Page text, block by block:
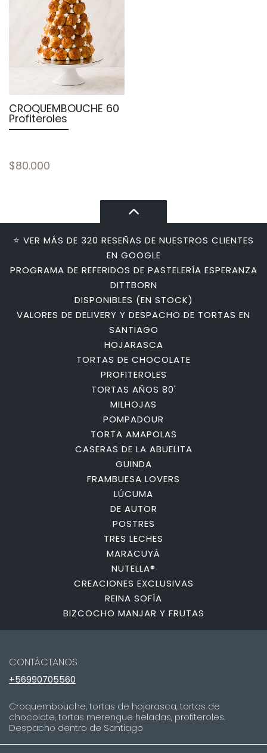
CROQUEMBOUCHE 60
Profiteroles
$80.000
⭐ VER MÁS DE 320 RESEÑAS DE NUESTROS CLIENTES
EN GOOGLE
PROGRAMA DE REFERIDOS DE PASTELERÍA ESPERANZA
DITTBORN
DISPONIBLES (EN STOCK)
VALORES DE DELIVERY Y DESPACHO DE TORTAS EN
SANTIAGO
HOJARASCA
TORTAS DE CHOCOLATE
PROFITEROLES
TORTAS AÑOS 80'
MILHOJAS
POMPADOUR
TORTA AMAPOLAS
CASERAS DE LA ABUELITA
GUINDA
FRAMBUESA LOVERS
LÚCUMA
DE AUTOR
POSTRES
TRES LECHES
MARACUYÁ
NUTELLA®
CREACIONES EXCLUSIVAS
REINA SOFÍA
BIZCOCHO MANJAR Y FRUTAS
CONTÁCTANOS
+56990705560
Croquembouche, tortas de hojarasca, tortas de
chocolate, tortas merengue heladas, profiteroles.
Despacho dentro de Santiago